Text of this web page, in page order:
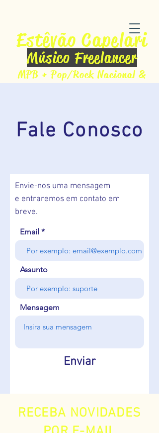
Estêvão Capelari
Músico Freelancer
MPB + Pop/Rock Nacional &
Fale Conosco
Envie-nos uma mensagem
e entraremos em contato em
breve.
Email
Assunto
Mensagem
Enviar
RECEBA NOVIDADES